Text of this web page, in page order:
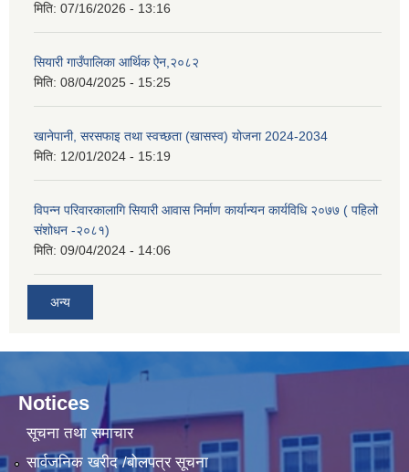
मिति: 07/16/2026 - 13:16
सियारी गाउँपालिका आर्थिक ऐन,२०८२
मिति: 08/04/2025 - 15:25
खानेपानी, सरसफाइ तथा स्वच्छता (खासस्व) योजना 2024-2034
मिति: 12/01/2024 - 15:19
विपन्न परिवारकालागि सियारी आवास निर्माण कार्यान्यन कार्यविधि २०७७ ( पहिलो
संशोधन -२०८१)
मिति: 09/04/2024 - 14:06
अन्य
Notices
सूचना तथा समाचार
सार्वजनिक खरीद /बोलपत्र सूचना